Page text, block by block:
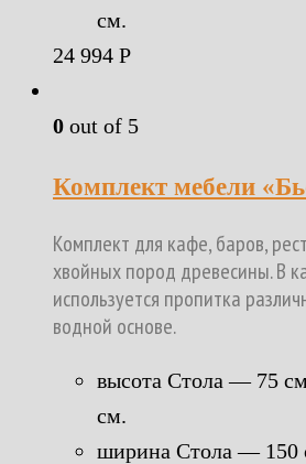
см.
24 994 Р
0 out of 5
Комплект мебели
Комплект для кафе, баров,
хвойных пород древесины. В
используется пропитка
водной основе.
высота Стола — 75
см.
ширина Стола —